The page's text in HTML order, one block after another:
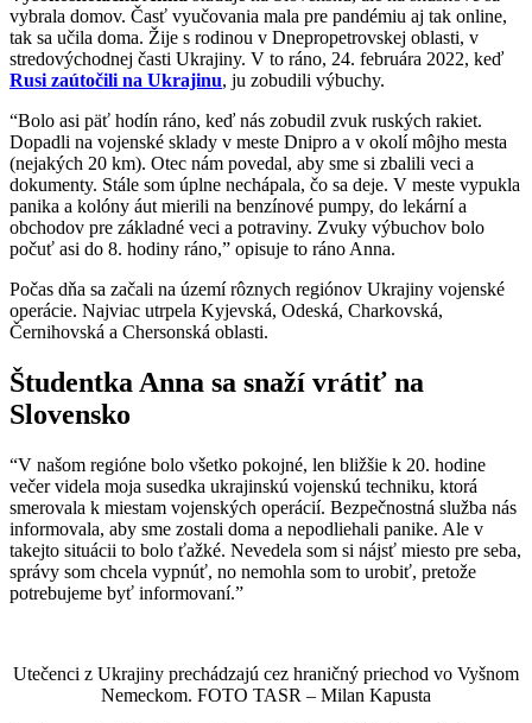
vybrala domov. Časť vyučovania mala pre pandémiu aj tak online,
tak sa učila doma. Žije s rodinou v Dnepropetrovskej oblasti, v
stredovýchodnej časti Ukrajiny. V to ráno, 24. februára 2022, keď
Rusi zaútočili na Ukrajinu, ju zobudili výbuchy.
“Bolo asi päť hodín ráno, keď nás zobudil zvuk ruských rakiet.
Dopadli na vojenské sklady v meste Dnipro a v okolí môjho mesta
(nejakých 20 km). Otec nám povedal, aby sme si zbalili veci a
dokumenty. Stále som úplne nechápala, čo sa deje. V meste vypukla
panika a kolóny áut mierili na benzínové pumpy, do lekární a
obchodov pre základné veci a potraviny. Zvuky výbuchov bolo
počuť asi do 8. hodiny ráno,” opisuje to ráno Anna.
Počas dňa sa začali na území rôznych regiónov Ukrajiny vojenské
operácie. Najviac utrpela Kyjevská, Odeská, Charkovská,
Černihovská a Chersonská oblasti.
Študentka Anna sa snaží vrátiť na
Slovensko
“V našom regióne bolo všetko pokojné, len bližšie k 20. hodine
večer videla moja susedka ukrajinskú vojenskú techniku, ktorá
smerovala k miestam vojenských operácií. Bezpečnostná služba nás
informovala, aby sme zostali doma a nepodliehali panike. Ale v
takejto situácii to bolo ťažké. Nevedela som si nájsť miesto pre seba,
správy som chcela vypnúť, no nemohla som to urobiť, pretože
potrebujeme byť informovaní.”
Utečenci z Ukrajiny prechádzajú cez hraničný priechod vo Vyšnom
Nemeckom. FOTO TASR – Milan Kapusta